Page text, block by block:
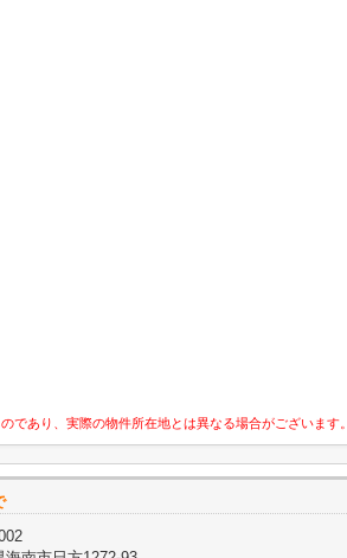
あり、実際の物件所在地とは異なる場合がございます。